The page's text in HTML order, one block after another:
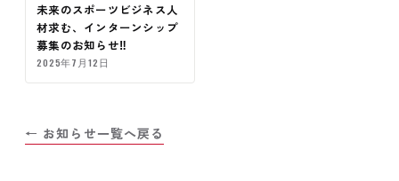
未来のスポーツビジネス人
材求む、インターンシップ
募集のお知らせ‼️
2025年7月12日
← お知らせ一覧へ戻る